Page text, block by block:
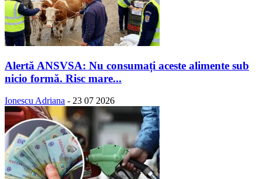
Alertă ANSVSA: Nu consumați aceste alimente sub
nicio formă. Risc mare...
Ionescu Adriana - 23 07 2026